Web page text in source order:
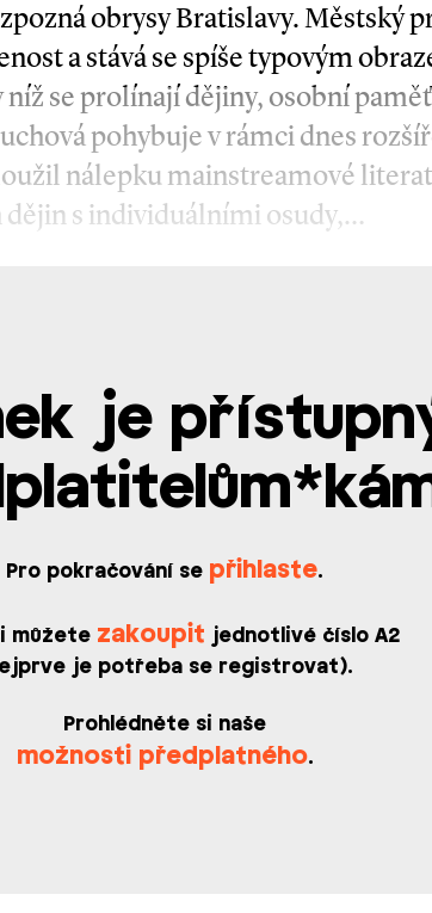
obrysy Bratislavy. Městský
a stává se spíše typovým
se prolínají dějiny, osobní
pohybuje v rámci dnes
nálepku mainstreamové
s individuálními osudy,…
je
Pro pokračování se přihlaste.
můžete zakoupit jednotlivé číslo A2
je potřeba se registrovat).
Prohlédněte si naše
možnosti předplatného.